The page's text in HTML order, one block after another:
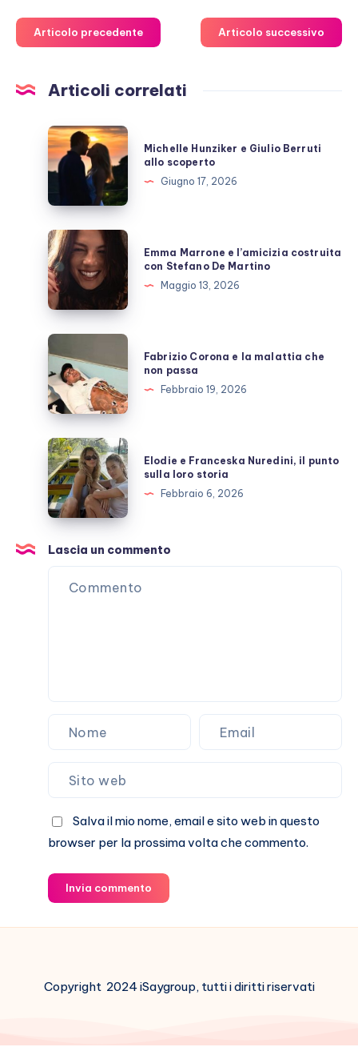
Articolo precedente Articolo successivo
Articoli correlati
Michelle
Hunziker
e
Berruti
allo
scoperto
Michelle Hunziker e Giulio Berruti
allo scoperto
Giugno 17, 2026
Emma
Marrone
e
l’amicizia
costruita
con
Stefano
De
Martino
Emma Marrone e l’amicizia costruita
con Stefano De Martino
Maggio 13, 2026
Fabrizio
Corona
e
la
malattia
che
non
passa
Fabrizio Corona e la malattia che
non passa
Febbraio 19, 2026
Elodie
e
Franceska
Nuredini,
punto
sulla
Elodie e Franceska Nuredini, il punto
sulla loro storia
Febbraio 6, 2026
Lascia un commento
Salva il mio nome, email e sito web in questo
browser per la prossima volta che commento.
Invia commento
Copyright 2024 iSaygroup, tutti i diritti riservati